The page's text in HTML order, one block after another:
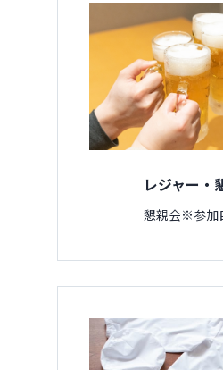
レジャー・
懇親会※参加